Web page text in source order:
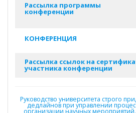
Рассылка программы
конференции
КОНФЕРЕНЦИЯ
Рассылка ссылок на
участника конференции
Руководство университета строго
дедлайнов при управлении